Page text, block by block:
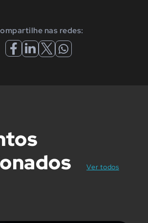
nas redes:
Ver todosposts